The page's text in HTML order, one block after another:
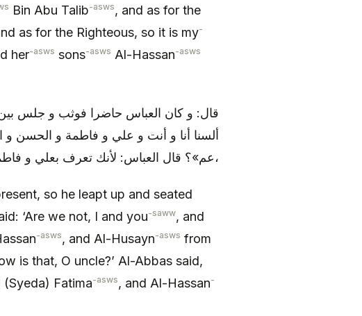
Bin Abu Talib-asws, and as for the
as for the Righteous, so it is my-
her-asws sons-asws Al-Hassan-asws
قال: و كان العباس حاضرا فوثب و جلس
ألسنا أنا و أنت و علي و فاطمة و الحسن
عم»؟ قال العباس: لأنك تعرف بعلي و فاطمة و الحسن و الحسين دوننا،
so he leapt up and seated
‘Are we not, I and you-saww, and
-asws, and Al-Husayn-asws from
is that, O uncle?’ Al-Abbas said,
(Syeda) Fatima-asws, and Al-Hassan-